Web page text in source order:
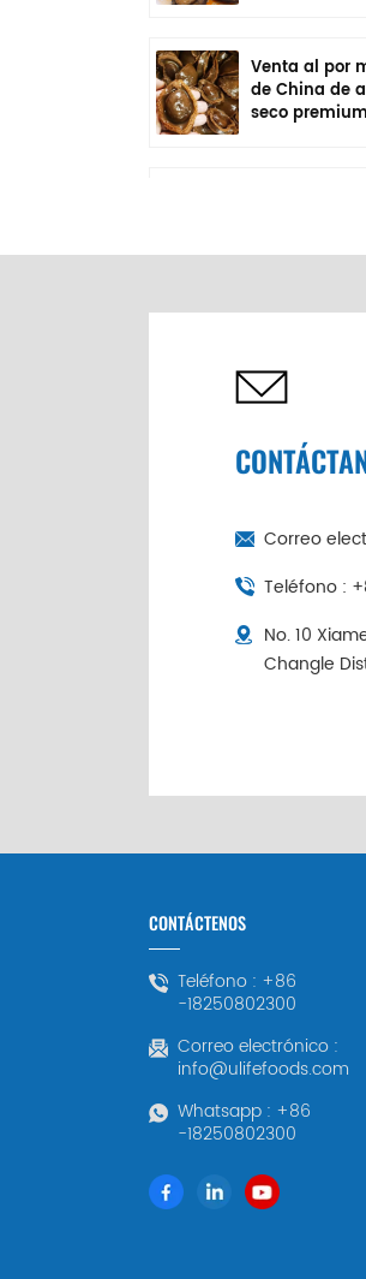
Venta al por
de China de
seco
Correo
Teléfono :
No. 10
Changle
CONTÁCTENOS
Teléfono : +86
-18250802300
Correo electrónico :
info@ulifefoods.com
Whatsapp : +86
-18250802300